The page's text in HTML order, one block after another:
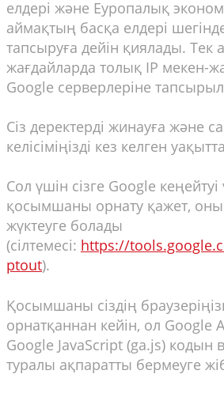
елдері және Еуропалық
аймақтың басқа елдері
тапсыруға дейін қиялады.
жағдайларда толық ІР мекен-
Google серверлеріне
Сіз деректерді жинауға және
келісіміңізді кез келген
Сол үшін сізге Google кеңейтуі
қосымшаны орнату қажет,
жүктеуге болады
(сілтемесі: https://
ptout).
Қосымшаны сіздің
орнатқаннан кейін, ол Google
Google JavaScript (ga.js) кодын
туралы ақпаратты бермеуге